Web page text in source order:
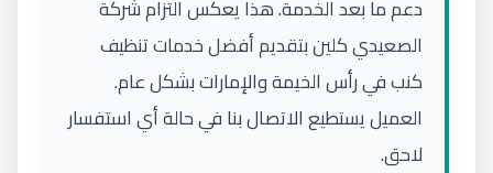
دعم ما بعد الخدمة. هذا يعكس التزام شركة
الصعيدي كلين بتقديم أفضل خدمات تنظيف
كنب في رأس الخيمة والإمارات بشكل عام.
العميل يستطيع الاتصال بنا في حالة أي استفسار
لاحق.